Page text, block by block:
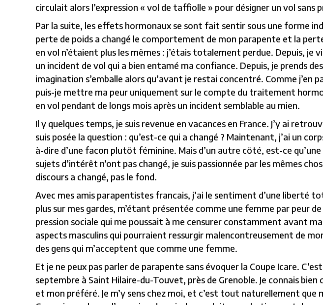
circulait alors l’expression « vol de taffiolle » pour désigner un vol sans
Par la suite, les effets hormonaux se sont fait sentir sous une forme
perte de poids a changé le comportement de mon parapente et la
en vol n’étaient plus les mêmes : j’étais totalement perdue. Depuis, je
un incident de vol qui a bien entamé ma confiance. Depuis, je prends
imagination s’emballe alors qu’avant je restai concentré. Comme j’en
puis-je mettre ma peur uniquement sur le compte du traitement
en vol pendant de longs mois après un incident semblable au mien.
Il y quelques temps, je suis revenue en vacances en France. J’y ai
suis posée la question : qu’est-ce qui a changé ? Maintenant, j’ai un
à-dire d’une facon plutôt féminine. Mais d’un autre côté, est-ce
sujets d’intérêt n’ont pas changé, je suis passionnée par les mêmes
discours a changé, pas le fond.
Avec mes amis parapentistes francais, j’ai le sentiment d’une liberté
plus sur mes gardes, m’étant présentée comme une femme par peur
pression sociale qui me poussait à me censurer constamment avant
aspects masculins qui pourraient ressurgir malencontreusement de
des gens qui m’acceptent que comme une femme.
Et je ne peux pas parler de parapente sans évoquer la Coupe Icare.
septembre à Saint Hilaire-du-Touvet, près de Grenoble. Je connais
et mon préféré. Je m’y sens chez moi, et c’est tout naturellement